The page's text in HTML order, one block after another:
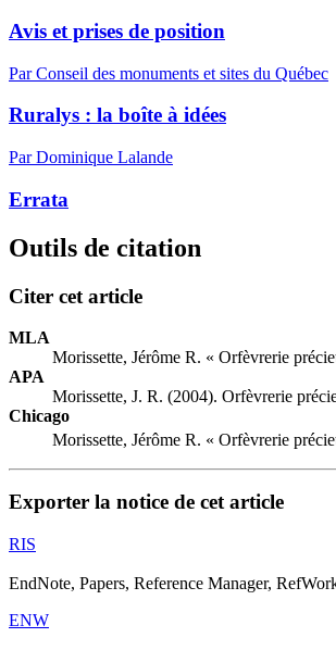
Avis et prises de position
Par Conseil des monuments et sites du Québec
Ruralys : la boîte à idées
Par Dominique Lalande
Errata
Outils de citation
Citer cet article
MLA
Morissette, Jérôme R. « Orfèvrerie
APA
Morissette, J. R. (2004). Orfèvrerie
Chicago
Morissette, Jérôme R. « Orfèvrerie
Exporter la notice de cet article
RIS
EndNote, Papers, Reference Manager,
ENW